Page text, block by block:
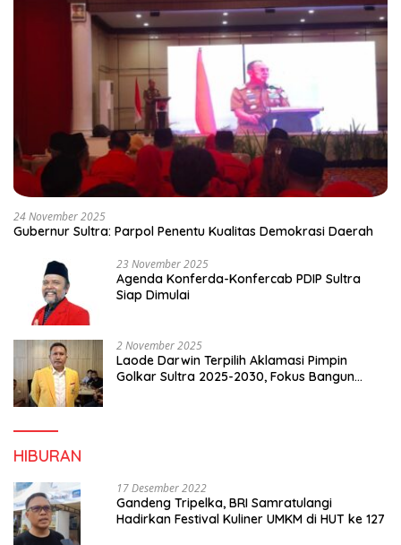
24 November 2025
Gubernur Sultra: Parpol Penentu Kualitas Demokrasi Daerah
23 November 2025
Agenda Konferda-Konfercab PDIP Sultra
Siap Dimulai
2 November 2025
Laode Darwin Terpilih Aklamasi Pimpin
Golkar Sultra 2025-2030, Fokus Bangun
HIBURAN
17 Desember 2022
Gandeng Tripelka, BRI Samratulangi
Hadirkan Festival Kuliner UMKM di HUT ke 127